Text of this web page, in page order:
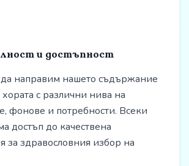
и достъпност
направим нашето съдържание
с различни нива на
фонове и потребности. Всеки
достъп до качествена
здравословния избор на